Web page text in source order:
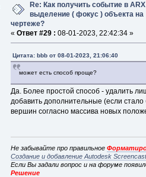
Re: Как получить событие в ARX
выделение ( фокус ) объекта на
чертеже?
« Ответ #29 : 08-01-2023, 22:42:34 »
Цитата: bbb от 08-01-2023, 21:06:40
может есть способ проще?
Да. Более простой способ - удалить
добавить дополнительные (если
вершин согласно массива новых
Не забывайте про правильное
Создание и добавление Autodesk
Если Вы задали вопрос и на форуме
Решение